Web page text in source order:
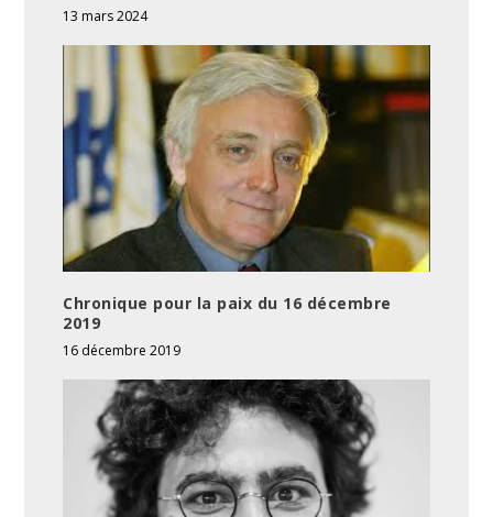
13 mars 2024
Chronique pour la paix du 16 décembre
2019
16 décembre 2019